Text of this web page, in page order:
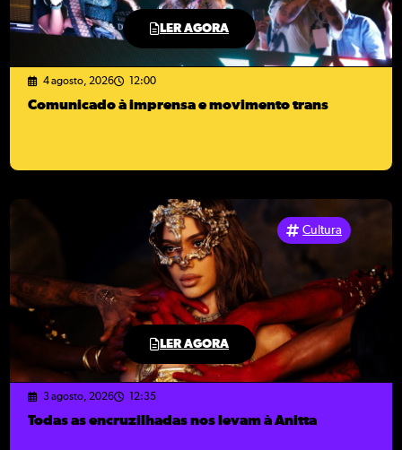
LER AGORA
4 agosto, 2026 12:00
Comunicado à imprensa e movimento trans
LER AGORA
Cultura
3 agosto, 2026 12:35
Todas as encruzilhadas nos levam à Anitta